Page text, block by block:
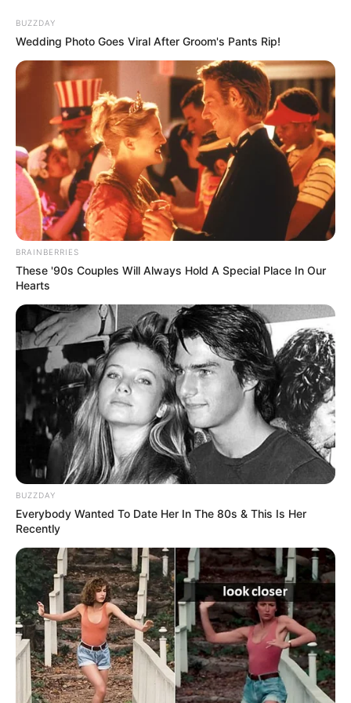
Finalistas do primeiro concurso de
Natal Revista Artesanato
O Primeiro concurso de Natal da Revista
Artesanato está sendo um sucesso. Recebemos
dezenas de trabalhos belíssimos para concorrer e
BUZZDAY
Wedding Photo Goes Viral After Groom's Pants Rip!
BRAINBERRIES
These '90s Couples Will Always Hold A Special Place In Our
Hearts
BUZZDAY
Everybody Wanted To Date Her In The 80s & This Is Her
Recently